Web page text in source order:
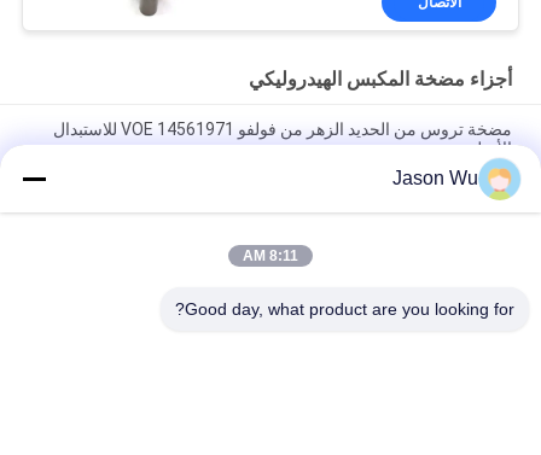
إصلاح
أجزاء مضخة المكبس الهيدروليكي
مضخة تروس من الحديد الزهر من فولفو VOE 14561971 للاستبدال
الأصلي
الأصلي
Jason Wu
8:11 AM
Good day, what product are you looking for?